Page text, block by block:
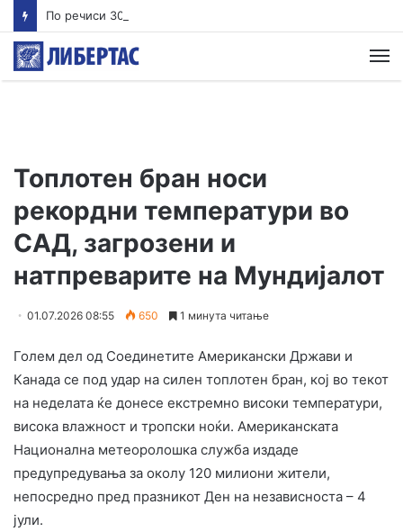
Топлотен бран носи
рекордни температури во
САД, загрозени и
натпреварите на Мундијалот
01.07.2026 08:55 650 1 минута читање
Голем дел од Соединетите Американски Држави и
Канада се под удар на силен топлотен бран, кој во текот
на неделата ќе донесе екстремно високи температури,
висока влажност и тропски ноќи. Американската
Национална метеоролошка служба издаде
предупредувања за околу 120 милиони жители,
непосредно пред празникот Ден на независноста – 4
јули.